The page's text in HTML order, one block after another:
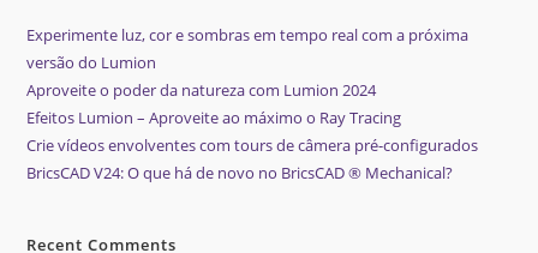
Experimente luz, cor e sombras em tempo real com a próxima
versão do Lumion
Aproveite o poder da natureza com Lumion 2024
Efeitos Lumion – Aproveite ao máximo o Ray Tracing
Crie vídeos envolventes com tours de câmera pré-configurados
BricsCAD V24: O que há de novo no BricsCAD ® Mechanical?
Recent Comments